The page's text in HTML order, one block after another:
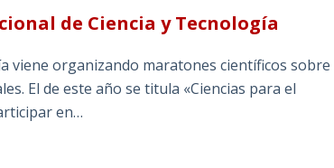
de Ciencia y Tecnología
viene organizando maratones científicos sobre
El de este año se titula «Ciencias para el
en…